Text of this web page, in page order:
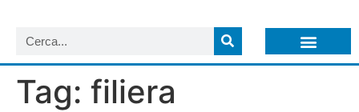
Tag: filiera